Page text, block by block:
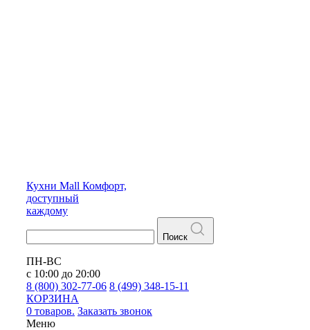
Кухни Mall Комфорт,
доступный
каждому
Поиск
ПН-ВС
с 10:00 до 20:00
8 (800) 302-77-06 8 (499) 348-15-11
КОРЗИНА
0 товаров. Заказать звонок
Меню